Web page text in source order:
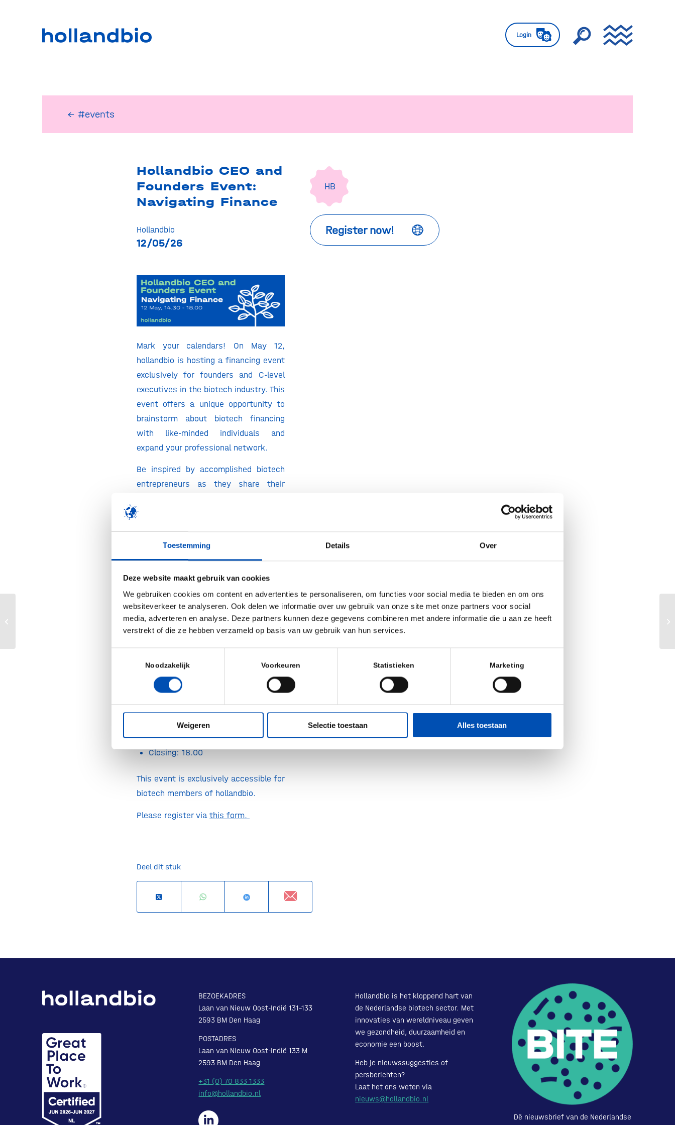
Toestemming Details Over
Deze website maakt gebruik van cookies
We gebruiken cookies om content en advertenties te personaliseren, om functies voor social media te bieden en om ons
websiteverkeer te analyseren. Ook delen we informatie over uw gebruik van onze site met onze partners voor social
media, adverteren en analyse. Deze partners kunnen deze gegevens combineren met andere informatie die u aan ze heeft
verstrekt of die ze hebben verzameld op basis van uw gebruik van hun services.
Noodzakelijk Voorkeuren Statistieken Marketing
Weigeren Selectie toestaan Alles toestaan
Login
← #events
HB
Register now!
Hollandbio CEO and
Founders Event:
Navigating Finance
Hollandbio
12/05/26
Mark your calendars! On May 12,
hollandbio is hosting a financing event
exclusively for founders and C-level
executives in the biotech industry. This
event offers a unique opportunity to
brainstorm about biotech financing
with like-minded individuals and
expand your professional network.
Be inspired by accomplished biotech
entrepreneurs as they share their
proven strategies for successfully
meetings with other entrepreneurs
and investors can provide you with
within your organization. This is your
chance to receive personalized advice
and establish valuable new
connections.
Beethovenstraat 400, 1082 PR
Amsterdam
Networking: 16.30
Closing: 18.00
This event is exclusively accessible for
biotech members of hollandbio.
Please register via this form.
Deel dit stuk
BEZOEKADRES
Laan van Nieuw Oost-Indië 131-133
2593 BM Den Haag
POSTADRES
Laan van Nieuw Oost-Indië 133 M
2593 BM Den Haag
+31 (0) 70 833 1333
info@hollandbio.nl
Hollandbio is het kloppend hart van
de Nederlandse biotech sector. Met
innovaties van wereldniveau geven
we gezondheid, duurzaamheid en
economie een boost.
Heb je nieuwssuggesties of
persberichten?
Laat het ons weten via
nieuws@hollandbio.nl
Dé nieuwsbrief van de Nederlandse